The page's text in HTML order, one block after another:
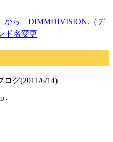
から「DIMMDIVISION.（デ
ド名変更
グ(2011/6/14)
-